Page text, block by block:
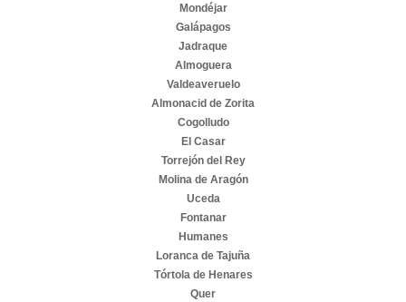
Mondéjar
Galápagos
Jadraque
Almoguera
Valdeaveruelo
Almonacid de Zorita
Cogolludo
El Casar
Torrejón del Rey
Molina de Aragón
Uceda
Fontanar
Humanes
Loranca de Tajuña
Tórtola de Henares
Quer